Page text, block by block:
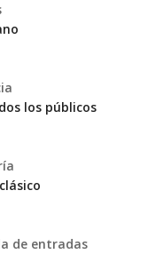
los públicos
de entradas